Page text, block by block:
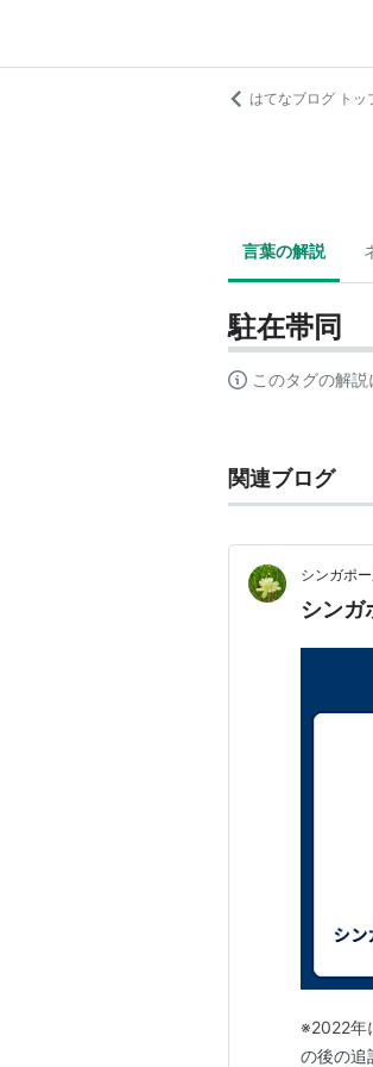
はてなブログ トッ
言葉の解説
駐在帯同
このタグの解説
関連ブログ
シンガポ
シンガ
※2022年
の後の追